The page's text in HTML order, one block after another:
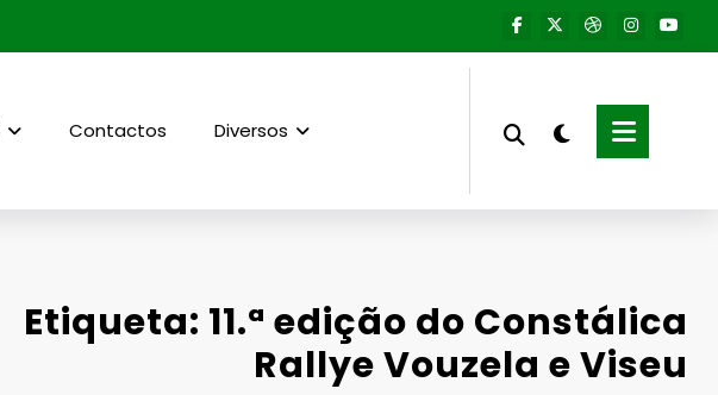
Contactos Diversos
Etiqueta: 11.ª edição do Constálica
Rallye Vouzela e Viseu